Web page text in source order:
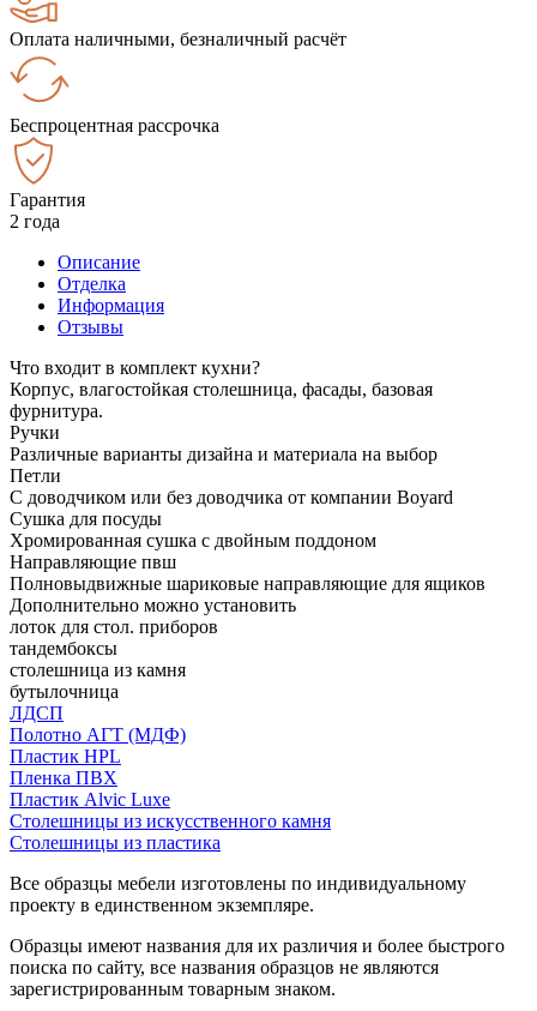
Оплата наличными, безналичный расчёт
Беспроцентная рассрочка
Гарантия
2 года
Описание
Отделка
Информация
Отзывы
Что входит в комплект кухни?
Корпус, влагостойкая столешница, фасады, базовая
фурнитура.
Ручки
Различные варианты дизайна и материала на выбор
Петли
С доводчиком или без доводчика от компании Boyard
Сушка для посуды
Хромированная сушка с двойным поддоном
Направляющие пвш
Полновыдвижные шариковые направляющие для ящиков
Дополнительно можно установить
лоток для стол. приборов
тандембоксы
столешница из камня
бутылочница
ЛДСП
Полотно АГТ (МДФ)
Пластик HPL
Пленка ПВХ
Пластик Alvic Luxe
Столешницы из искусственного камня
Столешницы из пластика
Все образцы мебели изготовлены по индивидуальному
проекту в единственном экземпляре.
Образцы имеют названия для их различия и более быстрого
поиска по сайту, все названия образцов не являются
зарегистрированным товарным знаком.